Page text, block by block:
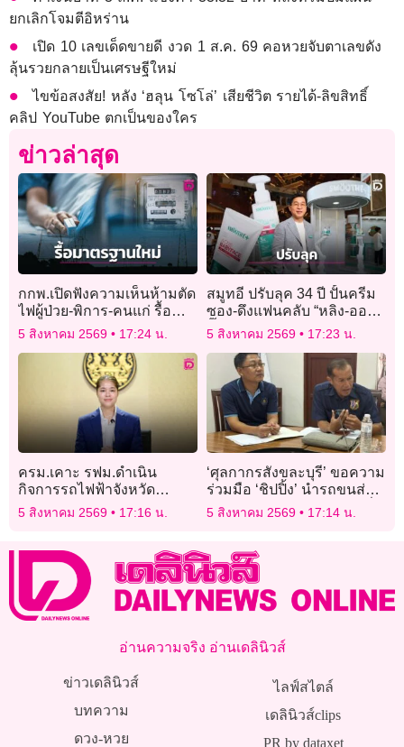
ยกเลิกโจมตีอิหร่าน
เปิด 10 เลขเด็ดขายดี งวด 1 ส.ค. 69 คอหวยจับตาเลขดัง
ลุ้นรวยกลายเป็นเศรษฐีใหม่
ไขข้อสงสัย! หลัง ‘ฮลุน โซโล่’ เสียชีวิต รายได้-ลิขสิทธิ์
คลิป YouTube ตกเป็นของใคร
ข่าวล่าสุด
กกพ.เปิดฟังความเห็นห้ามตัด
ไฟผู้ป่วย-พิการ-คนแก่ รื้อ
เกณฑ์มาตรฐานสัญญา
5 สิงหาคม 2569 17:24 น.
สมูทอี ปรับลุค 34 ปี ปั้นครีม
ซอง-ดึงแฟนคลับ “หลิง-ออม”
ปั๊มยอด 4 พันล้าน
5 สิงหาคม 2569 17:23 น.
ครม.เคาะ รฟม.ดำเนิน
กิจการรถไฟฟ้าจังหวัด
สงขลา
5 สิงหาคม 2569 17:16 น.
‘ศุลกากรสังขละบุรี’ ขอความ
ร่วมมือ ‘ชิปปิ้ง’ นำรถขนส่ง
สินค้า จอดในลานเอกชนเพื่อ
5 สิงหาคม 2569 17:14 น.
อ่านความจริง อ่านเดลินิวส์
ข่าวเดลินิวส์
บทความ
ดวง-หวย
ไลฟ์สไตล์
เดลินิวส์clips
PR by dataxet